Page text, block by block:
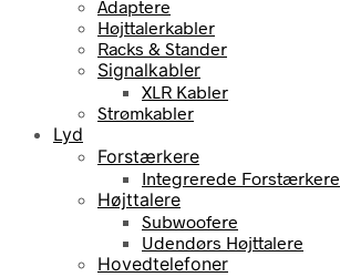
Adaptere
Højttalerkabler
Racks & Stander
Signalkabler
XLR Kabler
Strømkabler
Lyd
Forstærkere
Integrerede Forstærkere
Højttalere
Subwoofere
Udendørs Højttalere
Hovedtelefoner